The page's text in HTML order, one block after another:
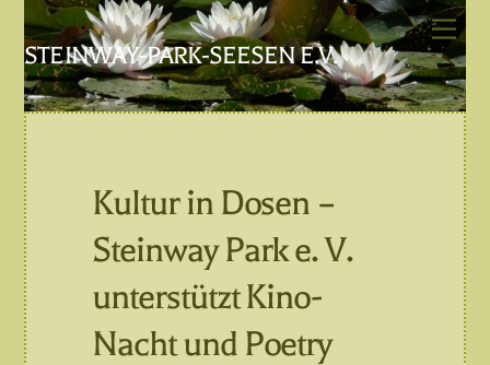
contentSTEINWAY-PARK-SEESEN E.V.
Kultur in Dosen –
Steinway Park e. V.
unterstützt Kino-
Nacht und Poetry